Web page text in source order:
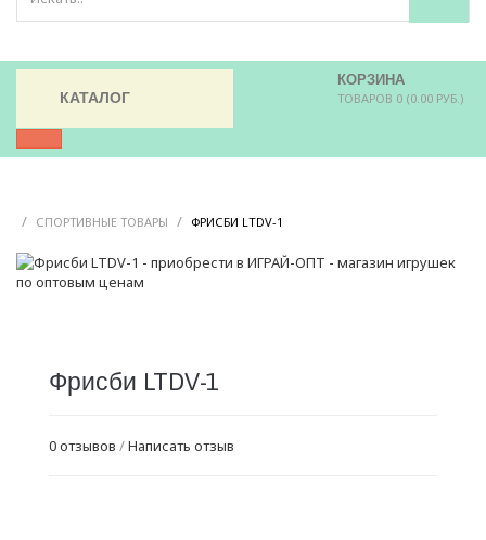
КОРЗИНА
ТОВАРОВ 0 (0.00 РУБ.)
КАТАЛОГ
/ СПОРТИВНЫЕ ТОВАРЫ / ФРИСБИ LTDV-1
Фрисби LTDV-1
0 отзывов /Написать отзыв